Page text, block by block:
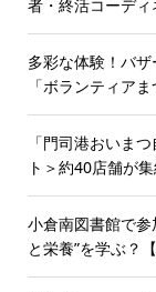
者・終活コーディ
多彩な体験！バ
「ボランティア
「門司港おいま
ト＞約40店舗が
小倉南図書館で
と栄養”を学ぶ？